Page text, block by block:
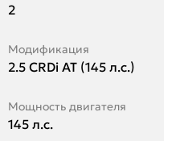
2
Модификация
2.5 CRDi AT (145 л.с.)
Мощность двигателя
145 л.с.